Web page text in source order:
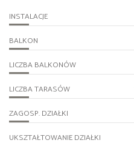
INSTALACJE
BALKON
LICZBA BALKONÓW
LICZBA TARASÓW
ZAGOSP. DZIAŁKI
UKSZTAŁTOWANIE DZIAŁKI